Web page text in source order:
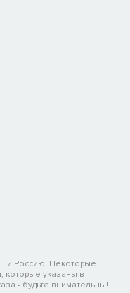
и Россию. Некоторые
которые указаны в
- будьте внимательны!